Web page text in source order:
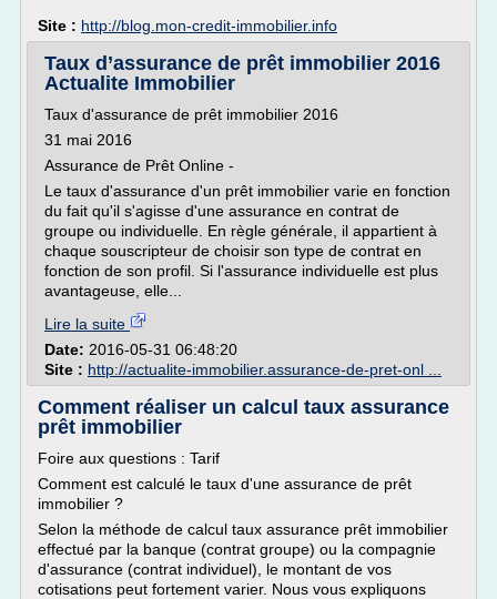
Site : http://blog.mon-credit-immobilier.info
Taux d’assurance de prêt immobilier 2016
Actualite Immobilier
Taux d'assurance de prêt immobilier 2016
31 mai 2016
Assurance de Prêt Online -
Le taux d'assurance d'un prêt immobilier varie en fonction
du fait qu'il s'agisse d'une assurance en contrat de
groupe ou individuelle. En règle générale, il appartient à
chaque souscripteur de choisir son type de contrat en
fonction de son profil. Si l'assurance individuelle est plus
avantageuse, elle...
Lire la suite
Date: 2016-05-31 06:48:20
Site : http://actualite-immobilier.assurance-de-pret-onl ...
Comment réaliser un calcul taux assurance
prêt immobilier
Foire aux questions : Tarif
Comment est calculé le taux d'une assurance de prêt
immobilier ?
Selon la méthode de calcul taux assurance prêt immobilier
effectué par la banque (contrat groupe) ou la compagnie
d'assurance (contrat individuel), le montant de vos
cotisations peut fortement varier. Nous vous expliquons